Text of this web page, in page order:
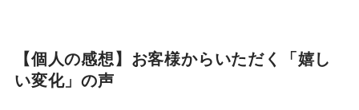
【個人の感想】お客様からいただく「嬉し
い変化」の声